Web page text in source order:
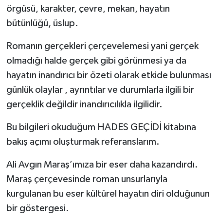
örgüsü, karakter, çevre, mekan, hayatın
bütünlüğü, üslup.
Romanın gerçekleri çerçevelemesi yani gerçek
olmadığı halde gerçek gibi görünmesi ya da
hayatın inandırıcı bir özeti olarak etkide bulunması
günlük olaylar , ayrıntılar ve durumlarla ilgili bir
gerçeklik değildir inandırıcılıkla ilgilidir.
Bu bilgileri okuduğum HADES GEÇİDİ kitabına
bakış açımı oluşturmak referanslarım.
Ali Avgın Maraş’ımıza bir eser daha kazandırdı.
Maraş çerçevesinde roman unsurlarıyla
kurgulanan bu eser kültürel hayatın diri olduğunun
bir göstergesi.